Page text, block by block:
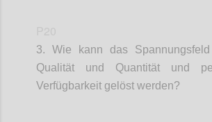
3. Wie kann das
Qualität und Quantität und
Verfügbarkeit gelöst werden?